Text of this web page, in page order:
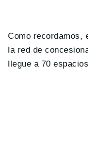
Como recordamos,
la red de
llegue a 70